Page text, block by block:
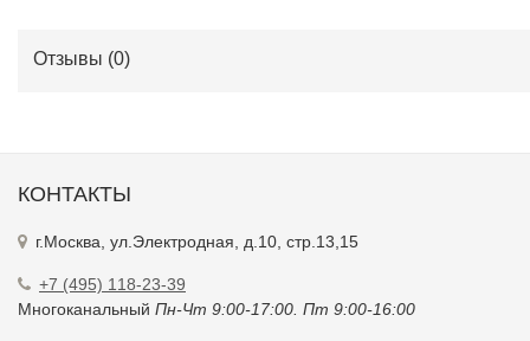
Отзывы (0)
КОНТАКТЫ
г.Москва, ул.Электродная, д.10, стр.13,15
+7 (495) 118-23-39
Многоканальный Пн-Чт 9:00-17:00. Пт 9:00-16:00